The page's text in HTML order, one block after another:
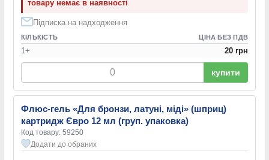
товару немає в наявності
Підписка на надходження
КІЛЬКІСТЬ ЦІНА БЕЗ ПДВ
1+ 20 грн
купити
Флюс-гель «Для бронзи, латуні, міді» (шприц)
картридж Євро 12 мл (груп. упаковка)
Код товару: 59250
Додати до обраних